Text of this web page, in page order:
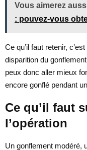
Vous aimerez
: pouvez-vous
Ce qu’il faut retenir,
disparition du
peux donc aller mieux
encore gonflé pendant
Ce qu’il faut
l’opération
Un gonflement modéré,